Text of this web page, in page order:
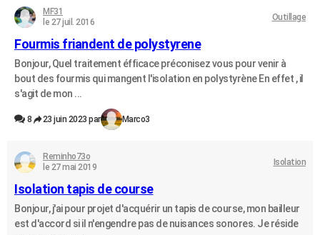
MF31
le 27 juil. 2016
Outillage
Fourmis friandent de polystyrene
Bonjour, Quel traitement éfficace préconisez vous pour venir à
bout des fourmis qui mangent l'isolation en polystyrène En effet , il
s'agit de mon ...
8 23 juin 2023 par Marco3
Reminho73o
le 27 mai 2019
Isolation
Isolation tapis de course
Bonjour, j'ai pour projet d'acquérir un tapis de course, mon bailleur
est d'accord si il n'engendre pas de nuisances sonores. Je réside